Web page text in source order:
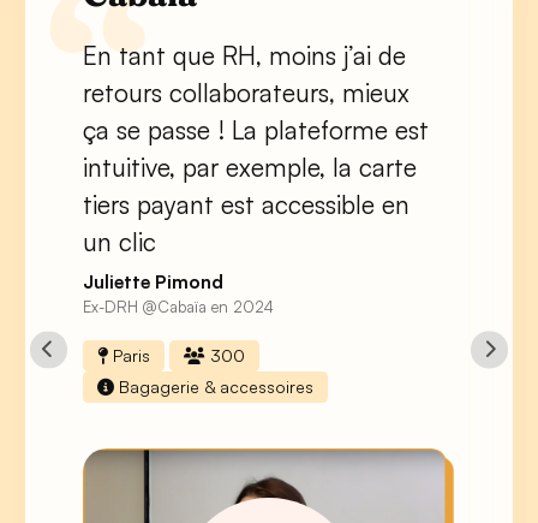
En tant que RH, moins j’ai de
retours collaborateurs, mieux
ça se passe ! La plateforme est
intuitive, par exemple, la carte
tiers payant est accessible en
un clic
Juliette Pimond
Ex-DRH @Cabaïa en 2024
Paris
300
Bagagerie & accessoires